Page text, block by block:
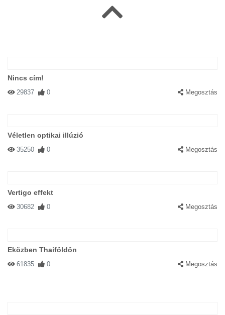
Nincs cím!
29837 0 Megosztás
Véletlen optikai illúzió
35250 0 Megosztás
Vertigo effekt
30682 0 Megosztás
Eközben Thaiföldön
61835 0 Megosztás